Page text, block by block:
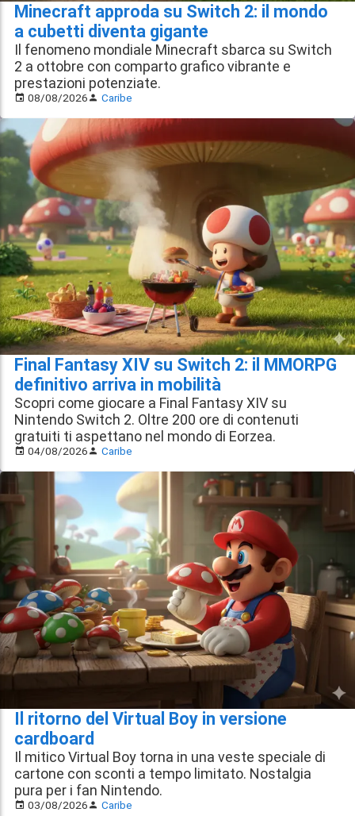
Minecraft approda su Switch 2: il mondo
a cubetti diventa gigante
Il fenomeno mondiale Minecraft sbarca su Switch
2 a ottobre con comparto grafico vibrante e
prestazioni potenziate.
08/08/2026 Caribe
Final Fantasy XIV su Switch 2: il MMORPG
definitivo arriva in mobilità
Scopri come giocare a Final Fantasy XIV su
Nintendo Switch 2. Oltre 200 ore di contenuti
gratuiti ti aspettano nel mondo di Eorzea.
04/08/2026 Caribe
Il ritorno del Virtual Boy in versione
cardboard
Il mitico Virtual Boy torna in una veste speciale di
cartone con sconti a tempo limitato. Nostalgia
pura per i fan Nintendo.
03/08/2026 Caribe